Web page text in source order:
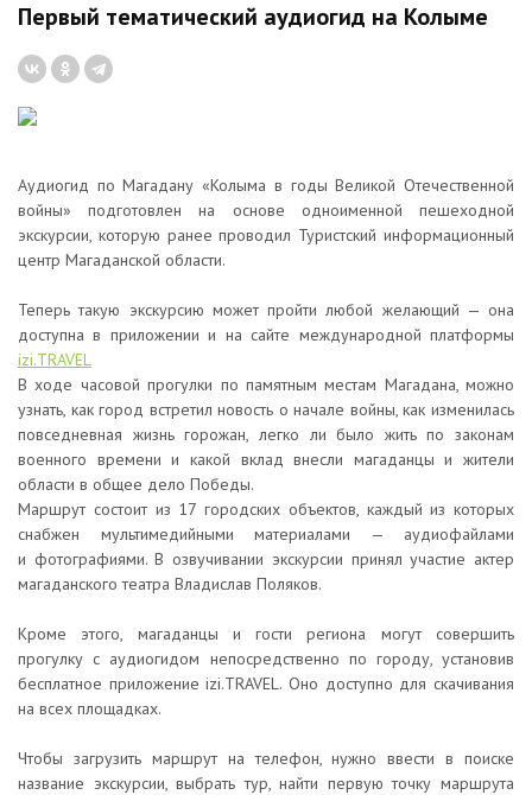
Первый тематический аудиогид на Колыме
Аудиогид по Магадану «Колыма в годы Великой Отечественной
войны» подготовлен на основе одноименной пешеходной
экскурсии, которую ранее проводил Туристский информационный
центр Магаданской области.
Теперь такую экскурсию может пройти любой желающий — она
доступна в приложении и на сайте международной платформы
izi.TRAVEL
В ходе часовой прогулки по памятным местам Магадана, можно
узнать, как город встретил новость о начале войны, как изменилась
повседневная жизнь горожан, легко ли было жить по законам
военного времени и какой вклад внесли магаданцы и жители
области в общее дело Победы.
Маршрут состоит из 17 городских объектов, каждый из которых
снабжен мультимедийными материалами — аудиофайлами
и фотографиями. В озвучивании экскурсии принял участие актер
магаданского театра Владислав Поляков.
Кроме этого, магаданцы и гости региона могут совершить
прогулку с аудиогидом непосредственно по городу, установив
бесплатное приложение izi.TRAVEL. Оно доступно для скачивания
на всех площадках.
Чтобы загрузить маршрут на телефон, нужно ввести в поиске
название экскурсии, выбрать тур, найти первую точку маршрута